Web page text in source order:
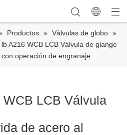
Productos » Válvulas de globo »
A216 WCB LCB Válvula de glange
operación de engranaje
LCB Válvula
de acero al